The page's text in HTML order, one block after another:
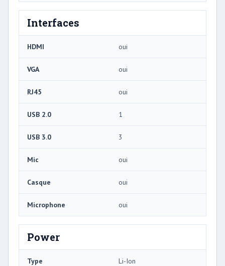
Interfaces
HDMI oui
VGA oui
RJ45 oui
USB 2.0 1
USB 3.0 3
Mic oui
Casque oui
Microphone oui
Power
Type Li-Ion